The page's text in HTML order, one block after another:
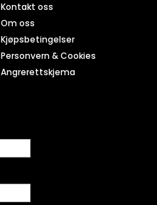
Kontakt oss
Om oss
Kjøpsbetingelser
Personvern & Cookies
Angrerettskjema